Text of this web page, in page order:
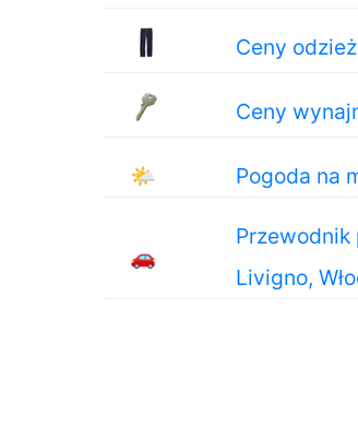
Ceny
Ceny
🌤 Pogoda na
🚗
Livigno,